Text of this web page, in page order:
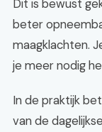
Dit is bewust
beter
maagklachten.
je meer nodig
In de praktijk
van de